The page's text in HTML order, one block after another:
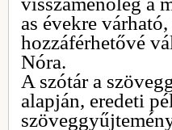
as évekre
hozzáférhetővé
Nóra.
A szótár a
alapján, eredeti